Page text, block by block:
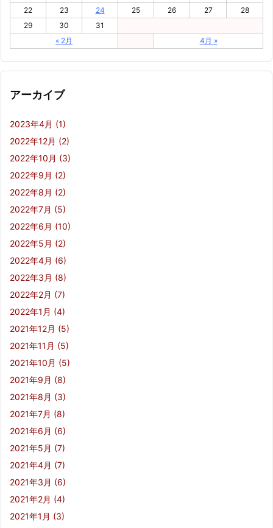
« 2月 4月 »
22
23 24 25 26 27
28
29
30 31
アーカイブ
2023年4月 (1)
2022年12月 (2)
2022年10月 (3)
2022年9月 (2)
2022年8月 (2)
2022年7月 (5)
2022年6月 (10)
2022年5月 (2)
2022年4月 (6)
2022年3月 (8)
2022年2月 (7)
2022年1月 (4)
2021年12月 (5)
2021年11月 (5)
2021年10月 (5)
2021年9月 (8)
2021年8月 (3)
2021年7月 (8)
2021年6月 (6)
2021年5月 (7)
2021年4月 (7)
2021年3月 (6)
2021年2月 (4)
2021年1月 (3)